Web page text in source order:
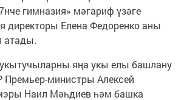
гимназия» мәгариф үзәге
директоры Елена Федоренко аны
атады.
яңа укы елы башлану
Премьер-министры Алексей
Наил Мәһдиев һәм башка